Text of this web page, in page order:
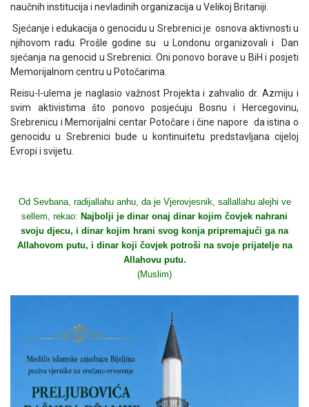
naučnih institucija i nevladinih organizacija u Velikoj Britaniji.
Sjećanje i edukacija o genocidu u Srebrenici je osnova aktivnosti u
njihovom radu. Prošle godine su u Londonu organizovali i Dan
sjećanja na genocid u Srebrenici. Oni ponovo borave u BiH i posjeti
Memorijalnom centru u Potočarima.
Reisu-l-ulema je naglasio važnost Projekta i zahvalio dr. Azmiju i
svim aktivistima što ponovo posjećuju Bosnu i Hercegovinu,
Srebrenicu i Memorijalni centar Potočare i čine napore da istina o
genocidu u Srebrenici bude u kontinuitetu predstavljana cijeloj
Evropi i svijetu.
Od Sevbana, radijallahu anhu, da je Vjerovjesnik, sallallahu alejhi ve
sellem, rekao: Najbolji je dinar onaj dinar kojim čovjek nahrani
svoju djecu, i dinar kojim hrani svog konja pripremajući ga na
Allahovom putu, i dinar koji čovjek potroši na svoje prijatelje na
Allahovu putu.
(Muslim)